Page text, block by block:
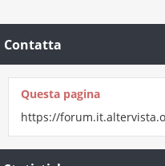
Contatta
Questa pagina
https://